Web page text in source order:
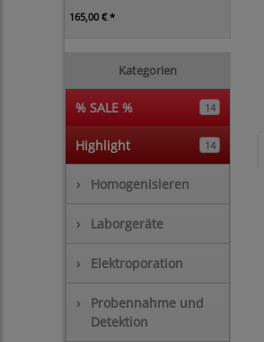
165,00 € *
Kategorien
% SALE % 14
Highlight 14
› Homogenisieren
› Laborgeräte
› Elektroporation
›
Probennahme und
Detektion